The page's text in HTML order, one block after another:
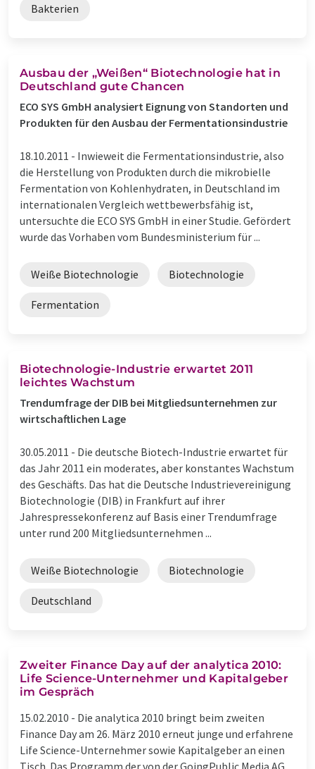
Bakterien
Ausbau der „Weißen“ Biotechnologie hat in
Deutschland gute Chancen
ECO SYS GmbH analysiert Eignung von Standorten und
Produkten für den Ausbau der Fermentationsindustrie
18.10.2011 - Inwieweit die Fermentationsindustrie, also
die Herstellung von Produkten durch die mikrobielle
Fermentation von Kohlenhydraten, in Deutschland im
internationalen Vergleich wettbewerbsfähig ist,
untersuchte die ECO SYS GmbH in einer Studie. Gefördert
wurde das Vorhaben vom Bundesministerium für ...
Weiße Biotechnologie Biotechnologie
Fermentation
Biotechnologie-Industrie erwartet 2011
leichtes Wachstum
Trendumfrage der DIB bei Mitgliedsunternehmen zur
wirtschaftlichen Lage
30.05.2011 - Die deutsche Biotech-Industrie erwartet für
das Jahr 2011 ein moderates, aber konstantes Wachstum
des Geschäfts. Das hat die Deutsche Industrievereinigung
Biotechnologie (DIB) in Frankfurt auf ihrer
Jahrespressekonferenz auf Basis einer Trendumfrage
unter rund 200 Mitgliedsunternehmen ...
Weiße Biotechnologie Biotechnologie
Deutschland
Zweiter Finance Day auf der analytica 2010:
Life Science-Unternehmer und Kapitalgeber
im Gespräch
15.02.2010 - Die analytica 2010 bringt beim zweiten
Finance Day am 26. März 2010 erneut junge und erfahrene
Life Science-Unternehmer sowie Kapitalgeber an einen
Tisch. Das Programm der von der GoingPublic Media AG